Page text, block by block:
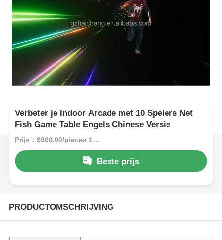
Verbeter je Indoor Arcade met 10 Spelers Net
Fish Game Table Engels Chinese Versie
Prijs：$900.00/pieces 1-4 pieces
Beste prijs
PRODUCTOMSCHRIJVING